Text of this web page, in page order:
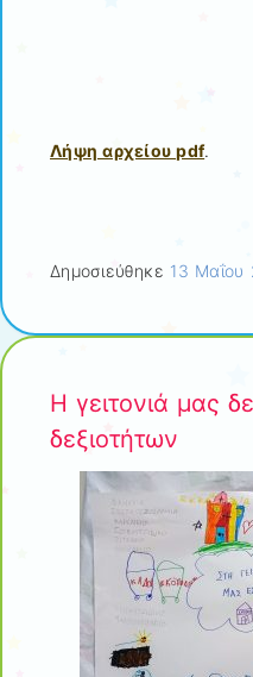
Λήψη αρχείου pdf.
Δημοσιεύθηκε 13 Μαΐου
Η γειτονιά μας
δεξιοτήτων